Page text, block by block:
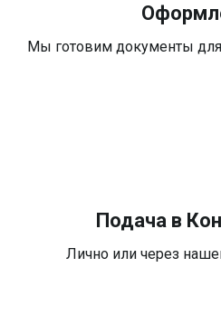
Мы готовим документы для
Подача в
Лично или через